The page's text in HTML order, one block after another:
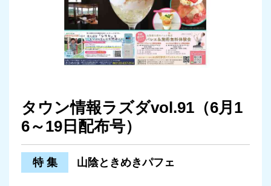
タウン情報ラズダvol.91（6月1
6～19日配布号）
特 集 山陰ときめきパフェ